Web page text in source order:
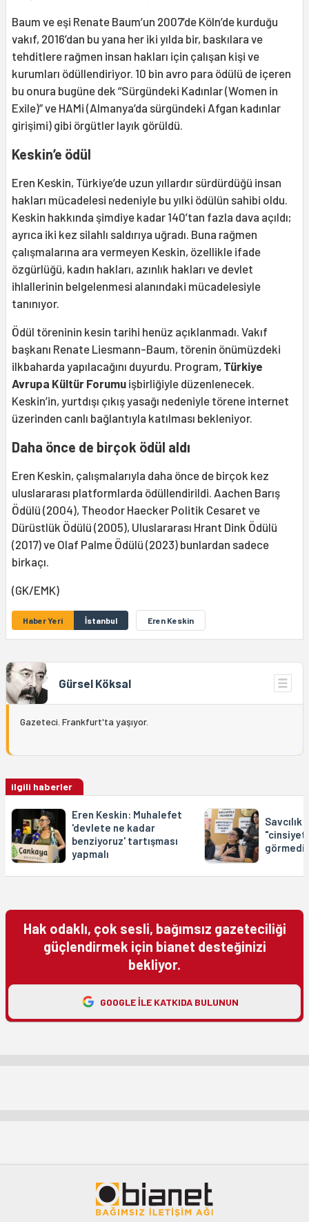
Baum ve eşi Renate Baum’un 2007’de Köln’de kurduğu
vakıf, 2016’dan bu yana her iki yılda bir, baskılara ve
tehditlere rağmen insan hakları için çalışan kişi ve
kurumları ödüllendiriyor. 10 bin avro para ödülü de içeren
bu onura bugüne dek “Sürgündeki Kadınlar (Women in
Exile)” ve HAMi (Almanya’da sürgündeki Afgan kadınlar
girişimi) gibi örgütler layık görüldü.
Keskin’e ödül
Eren Keskin, Türkiye’de uzun yıllardır sürdürdüğü insan
hakları mücadelesi nedeniyle bu yılki ödülün sahibi oldu.
Keskin hakkında şimdiye kadar 140’tan fazla dava açıldı;
ayrıca iki kez silahlı saldırıya uğradı. Buna rağmen
çalışmalarına ara vermeyen Keskin, özellikle ifade
özgürlüğü, kadın hakları, azınlık hakları ve devlet
ihlallerinin belgelenmesi alanındaki mücadelesiyle
tanınıyor.
Ödül töreninin kesin tarihi henüz açıklanmadı. Vakıf
başkanı Renate Liesmann-Baum, törenin önümüzdeki
ilkbaharda yapılacağını duyurdu. Program, Türkiye
Avrupa Kültür Forumu işbirliğiyle düzenlenecek.
Keskin’in, yurtdışı çıkış yasağı nedeniyle törene internet
üzerinden canlı bağlantıyla katılması bekleniyor.
Daha önce de birçok ödül aldı
Eren Keskin, çalışmalarıyla daha önce de birçok kez
uluslararası platformlarda ödüllendirildi. Aachen Barış
Ödülü (2004), Theodor Haecker Politik Cesaret ve
Dürüstlük Ödülü (2005), Uluslararası Hrant Dink Ödülü
(2017) ve Olaf Palme Ödülü (2023) bunlardan sadece
birkaçı.
(GK/EMK)
Haber Yeri İstanbul Eren Keskin
Gürsel Köksal
Gazeteci. Frankfurt'ta yaşıyor.
ilgili haberler
Eren Keskin: Muhalefet
'devlete ne kadar
benziyoruz' tartışması
yapmalı
Savcılık
Hak odaklı, çok sesli, bağımsız gazeteciliği
güçlendirmek için bianet desteğinizi
bekliyor.
GOOGLE ILE KATKIDA BULUNUN